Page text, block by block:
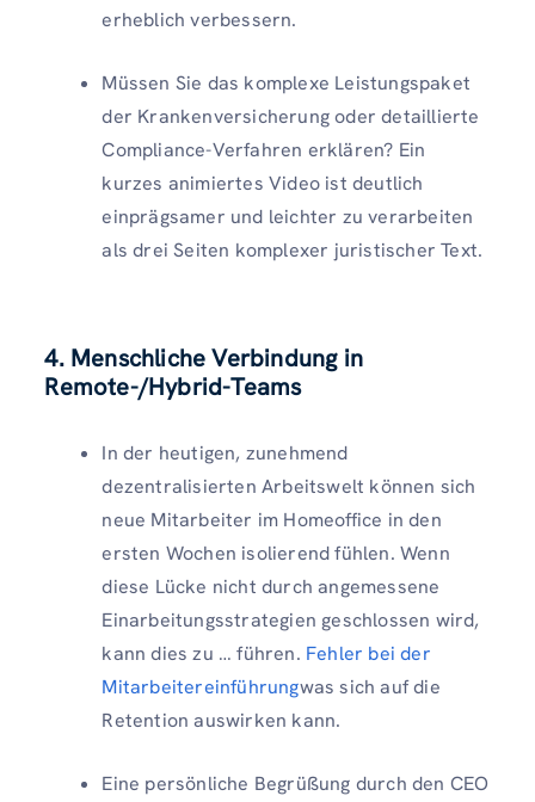
erheblich verbessern.
Müssen Sie das komplexe Leistungspaket
der Krankenversicherung oder detaillierte
Compliance-Verfahren erklären? Ein
kurzes animiertes Video ist deutlich
einprägsamer und leichter zu verarbeiten
als drei Seiten komplexer juristischer Text.
4. Menschliche Verbindung in
Remote-/Hybrid-Teams
In der heutigen, zunehmend
dezentralisierten Arbeitswelt können sich
neue Mitarbeiter im Homeoffice in den
ersten Wochen isolierend fühlen. Wenn
diese Lücke nicht durch angemessene
Einarbeitungsstrategien geschlossen wird,
kann dies zu … führen. Fehler bei der
Mitarbeitereinführungwas sich auf die
Retention auswirken kann.
Eine persönliche Begrüßung durch den CEO